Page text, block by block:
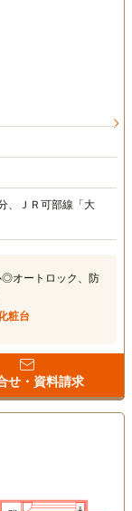
、ＪＲ可部線「大
◎オートロック、防
粧台
せ・資料請求